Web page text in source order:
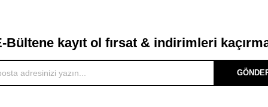
Bültene kayıt ol fırsat & indirimleri